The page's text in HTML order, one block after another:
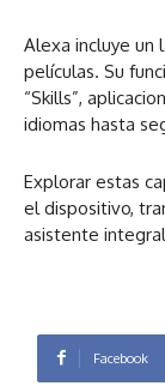
Alexa incluye un
películas. Su
“Skills”,
idiomas hasta
Explorar estas
el dispositivo,
asistente
Facebook